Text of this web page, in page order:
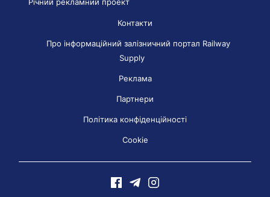
Контакти
Про інформаційний залізничний портал Railway
Supply
Реклама
Партнери
Політика конфіденційності
Cookie